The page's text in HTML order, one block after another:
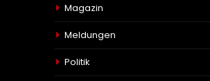
Magazin
Meldungen
Politik